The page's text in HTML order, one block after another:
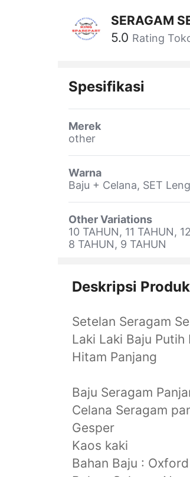
SERAGAM
5.0 Rating
Spesifikasi
Merek
other
Warna
Baju + Celana, SET
Other Variations
10 TAHUN, 11 TAHUN,
8 TAHUN, 9 TAHUN
Deskripsi Produk
Setelan Seragam
Laki Laki Baju
Hitam Panjang
Baju Seragam
Celana Seragam
Gesper
Kaos kaki
Bahan Baju :